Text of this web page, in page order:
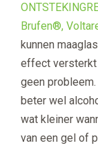
Brufen®,
kunnen
effect versterkt
geen
beter wel
wat kleiner
van een gel of